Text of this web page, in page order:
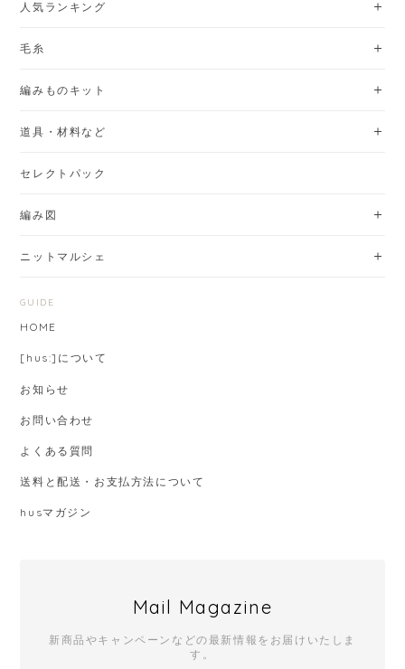
人気ランキング
毛糸
編みものキット
道具・材料など
セレクトパック
編み図
ニットマルシェ
GUIDE
HOME
[hus:]について
お知らせ
お問い合わせ
よくある質問
送料と配送・お支払方法について
husマガジン
Mail Magazine
新商品やキャンペーンなどの最新情報をお届けいたしま
す。